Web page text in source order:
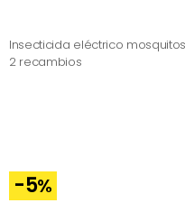
Insecticida eléctrico
2 recambios
-5%